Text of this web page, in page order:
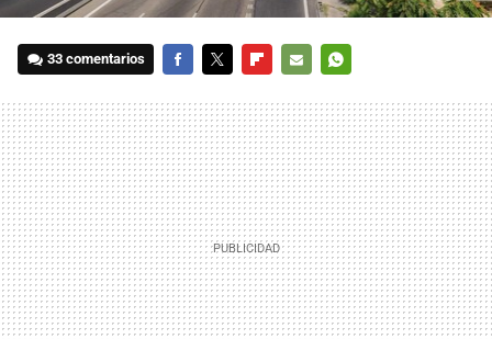
33 comentarios
MAIL